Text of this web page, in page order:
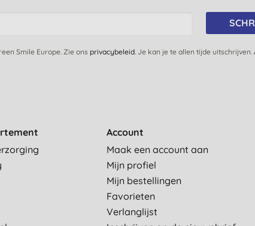
Smile Europe. Zie ons privacybeleid. Je kan je te allen tijde uitschrijven.
Account
Maak een account aan
Mijn profiel
Mijn bestellingen
Favorieten
Verlanglijst